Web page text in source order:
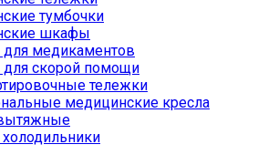
тумбочки
шкафы
медикаментов
скорой помощи
тележки
медицинские кресла